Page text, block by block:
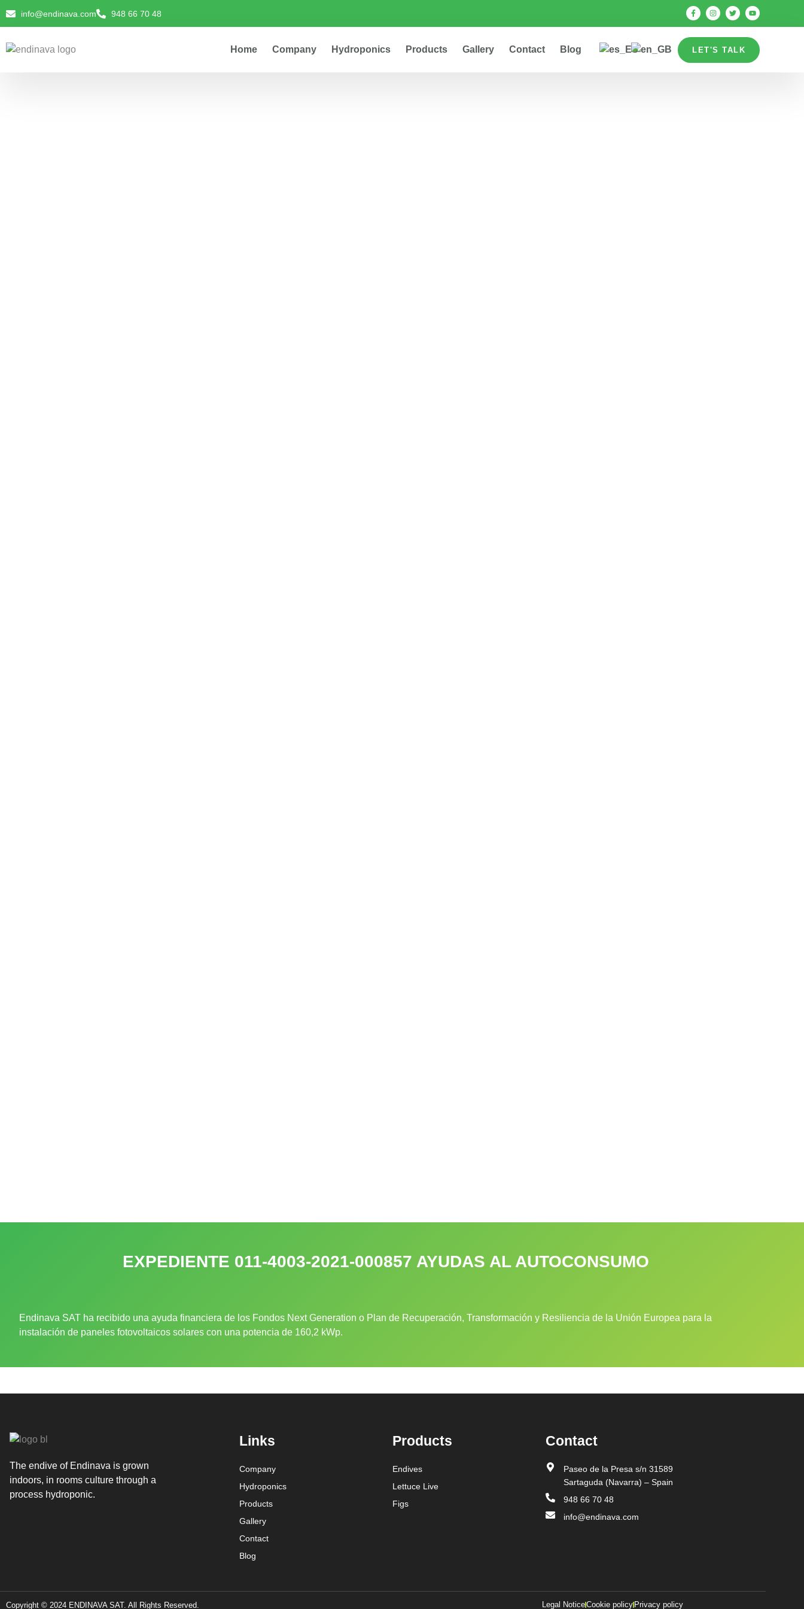
info@endinava.com 948 66 70 48
Home Company Hydroponics Products Gallery Contact Blog LET'S TALK
EXPEDIENTE 011-4003-2021-000857 AYUDAS AL AUTOCONSUMO
Endinava SAT ha recibido una ayuda financiera de los Fondos Next Generation o Plan de Recuperación, Transformación y Resiliencia de la Unión Europea para la
instalación de paneles fotovoltaicos solares con una potencia de 160,2 kWp.
The endive of Endinava is grown
indoors, in rooms culture through a
process hydroponic.
Links
Company
Hydroponics
Products
Gallery
Contact
Blog
Products
Endives
Lettuce Live
Figs
Contact
Paseo de la Presa s/n 31589
Sartaguda (Navarra) – Spain
948 66 70 48
info@endinava.com
Copyright © 2024 ENDINAVA SAT. All Rights Reserved. Legal NoticeCookie policy Privacy policy